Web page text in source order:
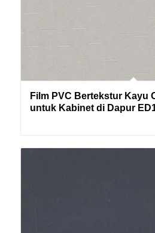
Film PVC Bertekstur Kayu
untuk Kabinet di Dapur